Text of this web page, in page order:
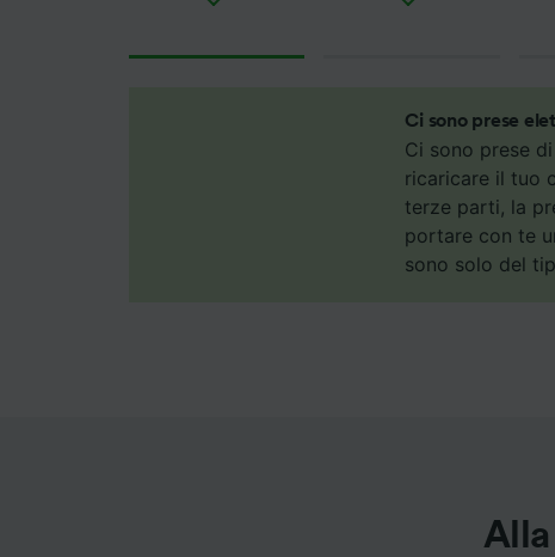
Ci sono prese
Ci sono prese
ricaricare il tuo
terze parti, la
portare con te
sono solo del
ricerche
Elenco